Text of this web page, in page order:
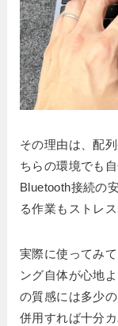
その理由は、配
ちらの環境でも
Bluetooth接続の
る作業もストレ
実際に使ってみ
ング自体が心地
の質感には多少
併用すれば十分カ